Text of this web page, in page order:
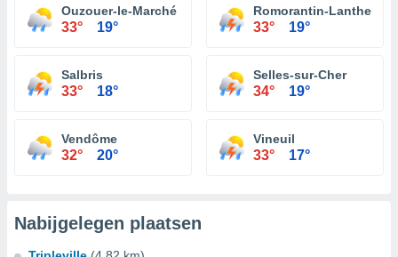
Ouzouer-le-Marché
33° 19°
Romorantin-Lanthenay
33° 19°
Salbris
33° 18°
Selles-sur-Cher
34° 19°
Vendôme
32° 20°
Vineuil
33° 17°
Nabijgelegen plaatsen